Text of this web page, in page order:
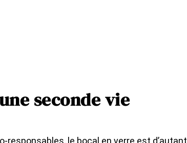
seconde vie
responsables, le bocal en verre est d’autant